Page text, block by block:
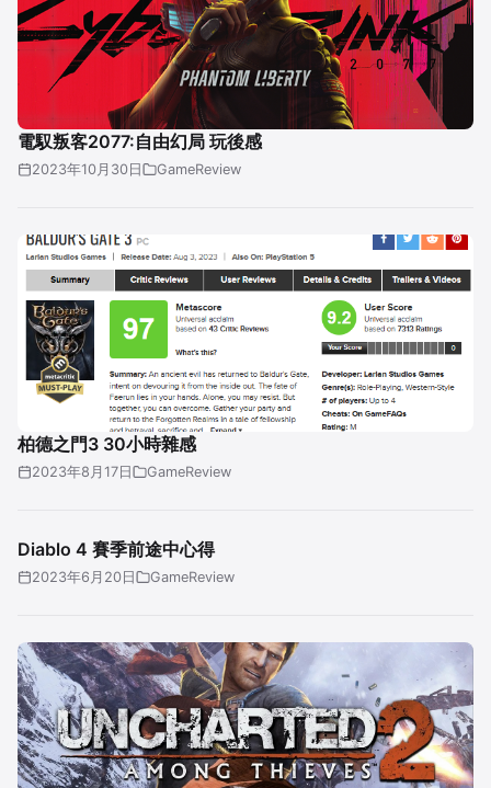
電馭叛客2077:自由幻局 玩後感
2023年10月30日 GameReview
柏德之門3 30小時雜感
2023年8月17日 GameReview
Diablo 4 賽季前途中心得
2023年6月20日 GameReview